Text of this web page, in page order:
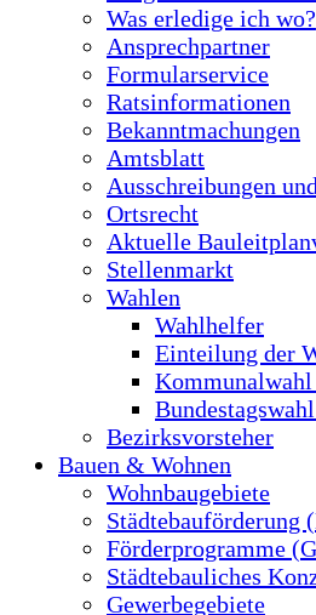
Was erledige ich wo?
Ansprechpartner
Formularservice
Ratsinformationen
Bekanntmachungen
Amtsblatt
Ausschreibungen
Ortsrecht
Aktuelle
Stellenmarkt
Wahlen
Wahlhelfer
Einteilung der
Kommunalwahl
Bezirksvorsteher
Bauen & Wohnen
Wohnbaugebiete
Städtebauförderung
Förderprogramme
Städtebauliches
Gewerbegebiete